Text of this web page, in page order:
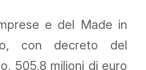
e del Made in
con decreto del
505,8 milioni di euro